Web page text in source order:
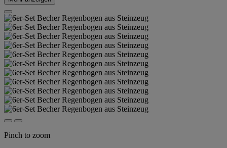
Pinch to zoom